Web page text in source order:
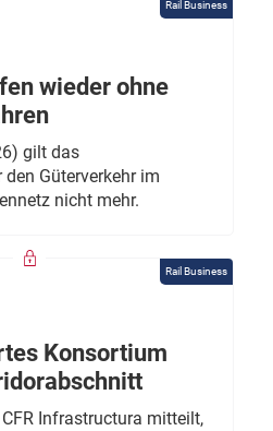
Rail Business
wieder ohne
gilt das
Güterverkehr im
nicht mehr.
Rail Business
Konsortium
Infrastructura mitteilt,